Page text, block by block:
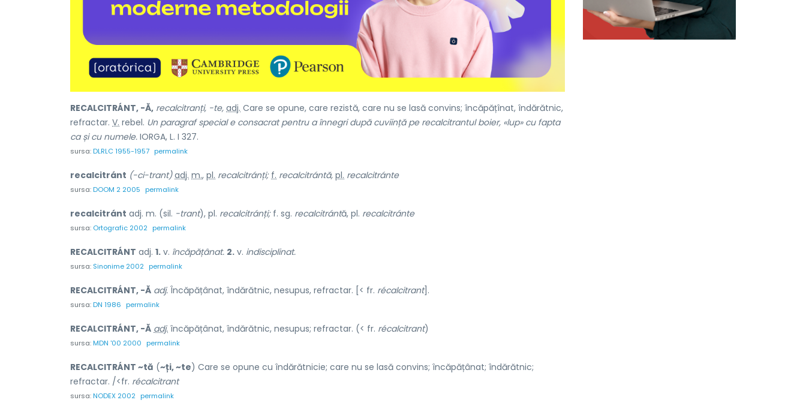
RECALCITRÁNT, -Ă, recalcitranți, -te, adj. Care se opune, care rezistă, care nu se lasă convins; încăpățînat, îndărătnic,
refractar. V. rebel. Un paragraf special e consacrat pentru a înnegri după cuviință pe recalcitrantul boier, «lup» cu fapta
ca și cu numele. IORGA, L. I 327.
sursa:DLRLC 1955-1957 permalink
recalcitránt (-ci-trant) adj. m., pl. recalcitránți; f. recalcitrántă, pl. recalcitránte
sursa:DOOM 2 2005 permalink
recalcitránt adj. m. (sil. -trant), pl. recalcitránți;f. sg. recalcitrántă, pl. recalcitránte
sursa: Ortografic 2002 permalink
RECALCITRÁNT adj. 1. v. încăpățânat. 2. v. indisciplinat.
sursa: Sinonime 2002 permalink
RECALCITRÁNT, -Ă adj. Încăpățânat, îndărătnic, nesupus, refractar. [< fr. récalcitrant].
sursa:DN 1986 permalink
RECALCITRÁNT, -Ă adj. încăpățânat, îndărătnic, nesupus; refractar. (< fr. récalcitrant)
sursa:MDN '00 2000 permalink
RECALCITRÁNT ~tă (~ți, ~te) Care se opune cu îndărătnicie; care nu se lasă convins; încăpățânat; îndărătnic;
refractar. /<fr. récalcitrant
sursa:NODEX 2002 permalink